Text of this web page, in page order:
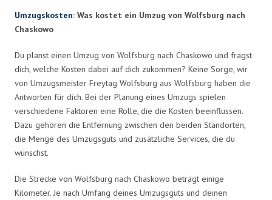
Umzugskosten: Was kostet ein Umzug von Wolfsburg nach
Chaskowo
Du planst einen Umzug von Wolfsburg nach Chaskowo und fragst
dich, welche Kosten dabei auf dich zukommen? Keine Sorge, wir
von Umzugsmeister Freytag Wolfsburg aus Wolfsburg haben die
Antworten für dich. Bei der Planung eines Umzugs spielen
verschiedene Faktoren eine Rolle, die die Kosten beeinflussen.
Dazu gehören die Entfernung zwischen den beiden Standorten,
die Menge des Umzugsguts und zusätzliche Services, die du
wünschst.
Die Strecke von Wolfsburg nach Chaskowo beträgt einige
Kilometer. Je nach Umfang deines Umzugsguts und deinen